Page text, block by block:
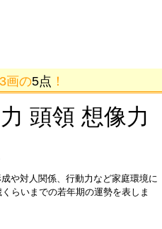
画の5点 ！
頭領 想像力
や対人関係、行動力など家庭環境に
らいまでの若年期の運勢を表しま